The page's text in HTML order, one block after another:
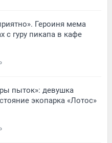
Героиня мема
с гуру пикапа в кафе
пыток»: девушка
экопарка «Лотос»